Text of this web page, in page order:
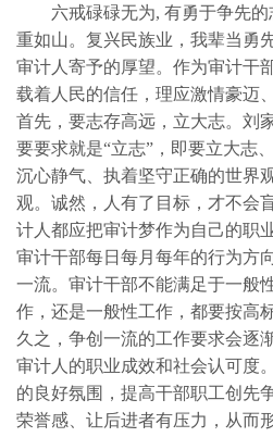
六戒碌碌无为, 有勇于争先
重如山。复兴民族业，我辈当勇
审计人寄予的厚望。作为审计干
载着人民的信任，理应激情豪迈
首先，要志存高远，立大志。刘
要要求就是“立志”，即要立大志
沉心静气、执着坚守正确的世界
观。诚然，人有了目标，才不会
计人都应把审计梦作为自己的职
审计干部每日每月每年的行为方
一流。审计干部不能满足于一般
作，还是一般性工作，都要按高
久之，争创一流的工作要求会逐
审计人的职业成效和社会认可度
的良好氛围，提高干部职工创先
荣誉感、让后进者有压力，从而